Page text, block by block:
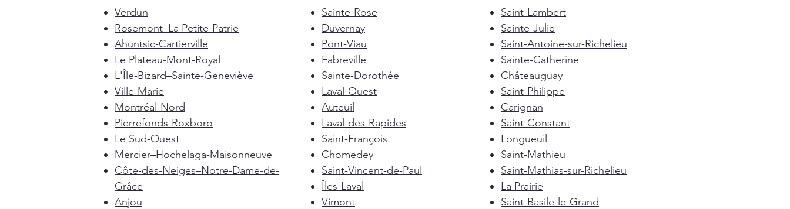
Verdun
Rosemont–La Petite-Patrie
Ahuntsic-Cartierville
Le Plateau-Mont-Royal
L'Île-Bizard–Sainte-Geneviève
Ville-Marie
Montréal-Nord
Pierrefonds-Roxboro
Le Sud-Ouest
Mercier–Hochelaga-Maisonneuve
Côte-des-Neiges–Notre-Dame-de-
Grâce
Anjou
Sainte-Rose
Duvernay
Pont-Viau
Fabreville
Sainte-Dorothée
Laval-Ouest
Auteuil
Laval-des-Rapides
Saint-François
Chomedey
Saint-Vincent-de-Paul
Îles-Laval
Vimont
Saint-Lambert
Sainte-Julie
Saint-Antoine-sur-Richelieu
Sainte-Catherine
Châteauguay
Saint-Philippe
Carignan
Saint-Constant
Longueuil
Saint-Mathieu
Saint-Mathias-sur-Richelieu
La Prairie
Saint-Basile-le-Grand